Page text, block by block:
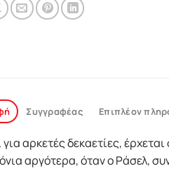
Συγγραφέας Επιπλέον
αρκετές δεκαετίες,
αργότερα, όταν ο Ράσελ,